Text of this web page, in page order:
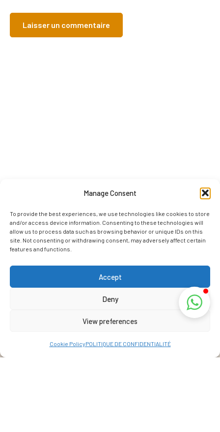
Manage Consent
To provide the best experiences, we use technologies like cookies to store
and/or access device information. Consenting to these technologies will
allow us to process data such as browsing behavior or unique IDs on this
site. Not consenting or withdrawing consent, may adversely affect certain
features and functions.
Accept
Deny
View preferences
Cookie PolicyPOLITIQUE DE CONFIDENTIALITÉ